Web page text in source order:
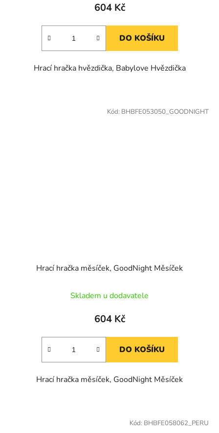
604 Kč
DO KOŠÍKU
Hrací hračka hvězdička, Babylove Hvězdička
Hrací hračka měsíček, GoodNight Měsíček
Skladem u dodavatele
604 Kč
DO KOŠÍKU
Hrací hračka měsíček, GoodNight Měsíček
Kód: BHBFE053050_GOODNIGHT
Kód: BHBFE058062_PERU